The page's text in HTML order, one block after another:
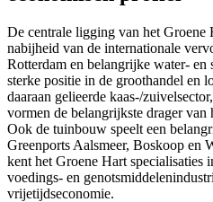
De centrale ligging van het Groene
nabijheid van de internationale
Rotterdam en belangrijke water- en
sterke positie in de groothandel en
daaraan gelieerde kaas-/
vormen de belangrijkste drager van
Ook de tuinbouw speelt een
Greenports Aalsmeer, Boskoop en
kent het Groene Hart specialisaties
voedings- en
vrijetijdseconomie.